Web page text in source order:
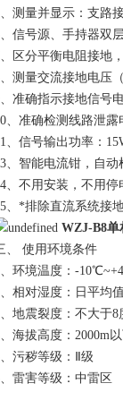
测量并显示：支路
信号源、手持器双
区分平衡电阻接地
测量交流接地电压
准确指示接地信号
、准确检测线路泄
、信号输出功率：
、智能电流钳，自
、不用安装，不用
、*排除直流系统接
WZJ-B8单
、 使用环境条件
环境温度：-
相对湿度：日平均
地震裂度：不大于
海拔高度：2000m
污秽等级：Ⅱ级
雷害等级：中雷区